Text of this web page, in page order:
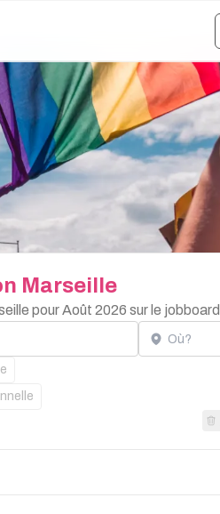
Marseille
pour Août 2026 sur le jobboard
Localisation